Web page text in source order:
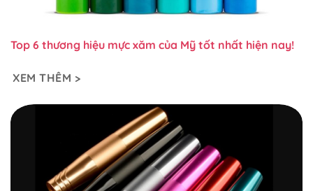
Top 6 thương hiệu mực xăm của Mỹ tốt nhất hiện nay!
XEM THÊM >